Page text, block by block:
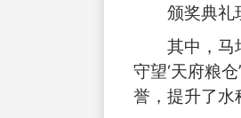
颁奖典礼
其中，马
守望‘天府粮
誉，提升了水